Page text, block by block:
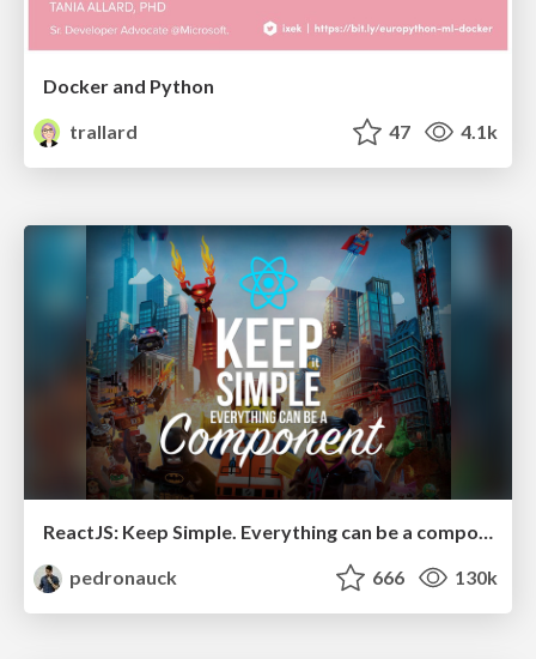
Docker and Python
trallard
47 4.1k
ReactJS: Keep Simple. Everything can be a component!
pedronauck
666 130k